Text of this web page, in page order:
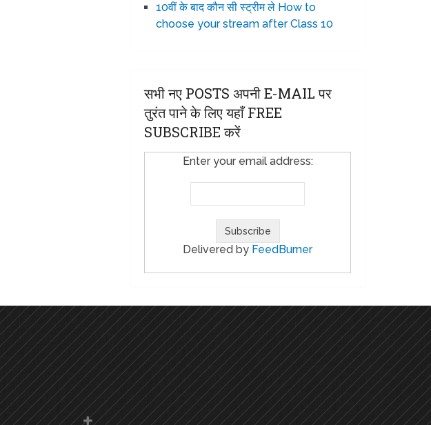
10वीं के बाद कौन सी स्ट्रीम ले How to
choose your stream after Class 10
सभी नए POSTS अपनी E-MAIL पर
तुरंत पाने के लिए यहाँ FREE
SUBSCRIBE करें
Enter your email address:
Delivered by FeedBurner